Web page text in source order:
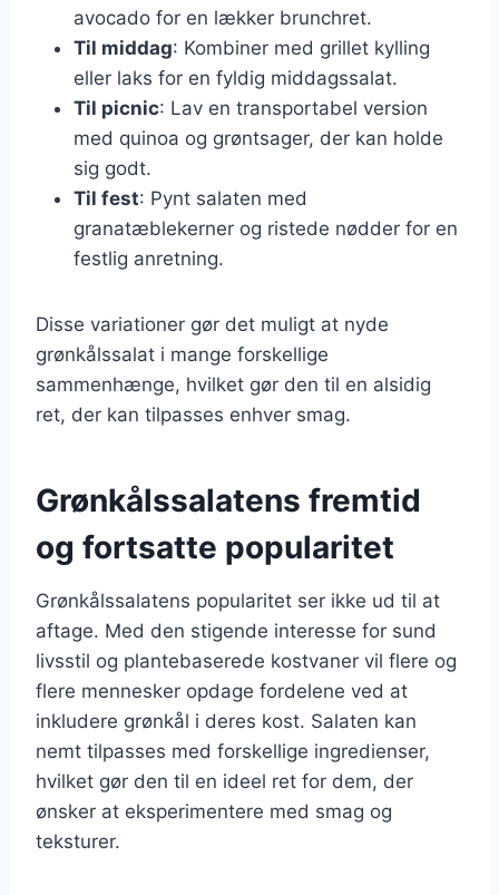
avocado for en lækker brunchret.
Til middag: Kombiner med grillet kylling
eller laks for en fyldig middagssalat.
Til picnic: Lav en transportabel version
med quinoa og grøntsager, der kan holde
sig godt.
Til fest: Pynt salaten med
granatæblekerner og ristede nødder for en
festlig anretning.
Disse variationer gør det muligt at nyde
grønkålssalat i mange forskellige
sammenhænge, hvilket gør den til en alsidig
ret, der kan tilpasses enhver smag.
Grønkålssalatens fremtid
og fortsatte popularitet
Grønkålssalatens popularitet ser ikke ud til at
aftage. Med den stigende interesse for sund
livsstil og plantebaserede kostvaner vil flere og
flere mennesker opdage fordelene ved at
inkludere grønkål i deres kost. Salaten kan
nemt tilpasses med forskellige ingredienser,
hvilket gør den til en ideel ret for dem, der
ønsker at eksperimentere med smag og
teksturer.